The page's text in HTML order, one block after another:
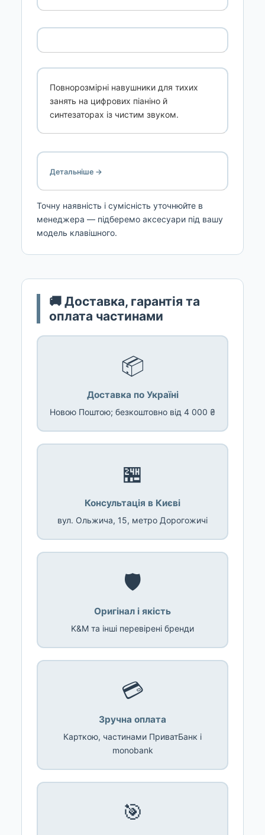
Повнорозмірні навушники для тихих
занять на цифрових піаніно й
синтезаторах із чистим звуком.
Детальніше →
Точну наявність і сумісність уточнюйте в
менеджера — підберемо аксесуари під вашу
модель клавішного.
🚚 Доставка, гарантія та
оплата частинами
📦
Доставка по Україні
Новою Поштою; безкоштовно від 4 000 ₴
🏪
Консультація в Києві
вул. Ольжича, 15, метро Дорогожичі
🛡️
Оригінал і якість
K&M та інші перевірені бренди
💳
Зручна оплата
Карткою, частинами ПриватБанк і
monobank
🎯